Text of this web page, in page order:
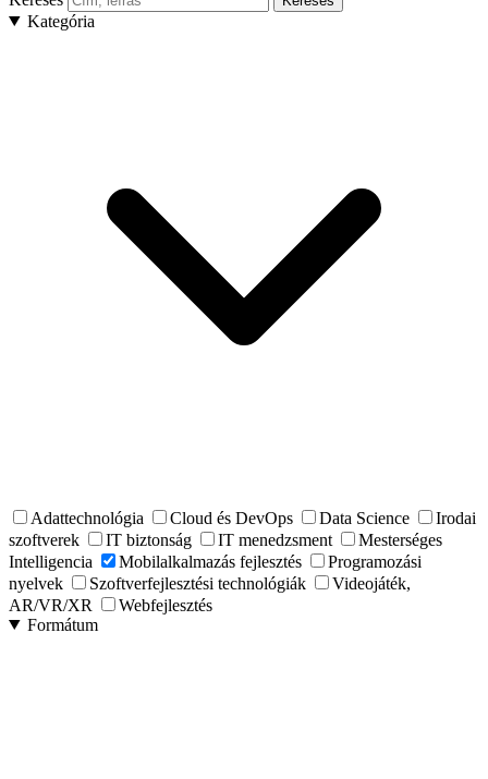
Kategória
Adattechnológia Cloud és DevOps Data Science
Irodai
szoftverek
IT biztonság IT menedzsment
Mesterséges
Intelligencia
Mobilalkalmazás fejlesztés
Programozási
nyelvek
Szoftverfejlesztési technológiák
Videojáték,
AR/VR/XR
Webfejlesztés
Formátum